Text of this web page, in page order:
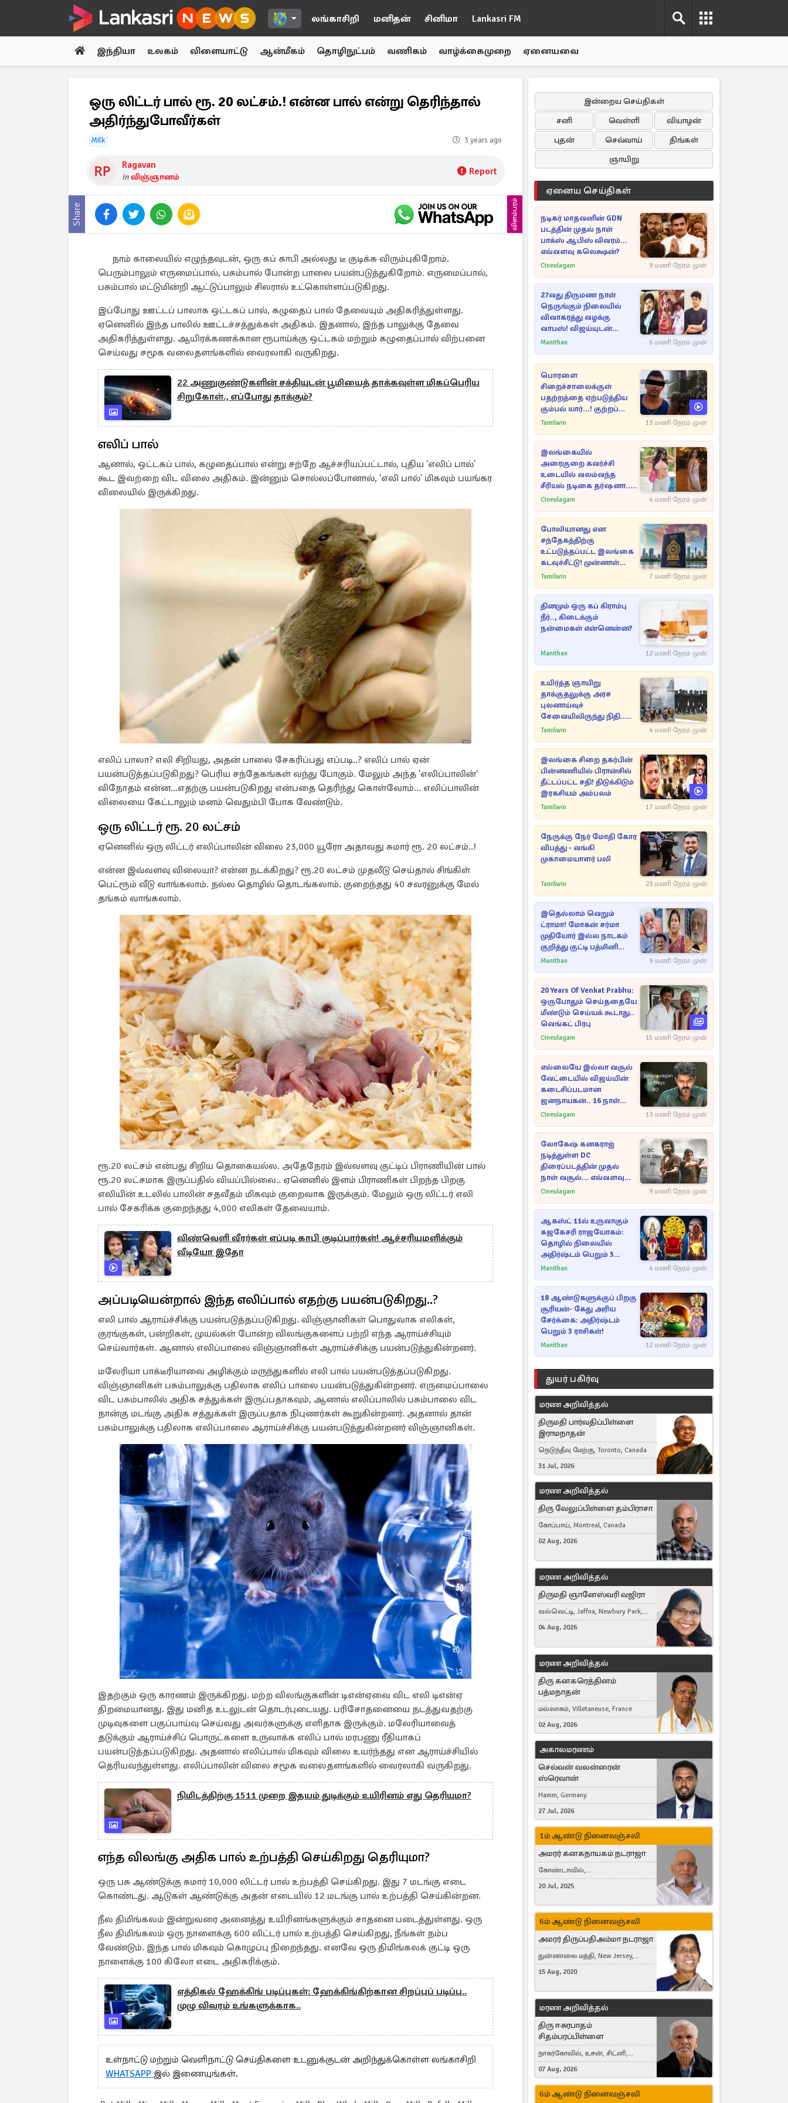
லங்காசிறி மனிதன் சினிமா Lankasri FM
இந்தியா உலகம் விளையாட்டு ஆன்மீகம் தொழிநுட்பம் வணிகம் வாழ்க்கைமுறை ஏனையவை
ஒரு லிட்டர் பால் ரூ. 20 லட்சம்.! என்ன பால் என்று தெரிந்தால்
அதிர்ந்துபோவீர்கள்
Milk 3 years ago
Ragavan
inவிஞ்ஞானம் Report
Share விளம்பரம்
நாம் காலையில் எழுந்தவுடன், ஒரு கப் காபி அல்லது டீ குடிக்க விரும்புகிறோம்.
பெரும்பாலும் எருமைப்பால், பசும்பால் போன்ற பாலை பயன்படுத்துகிறோம். எருமைப்பால்,
பசும்பால் மட்டுமின்றி ஆட்டுப்பாலும் சிலரால் உட்கொள்ளப்படுகிறது.
இப்போது ஊட்டப் பாலாக ஒட்டகப் பால், கழுதைப் பால் தேவையும் அதிகரித்துள்ளது.
ஏனெனில் இந்த பாலில் ஊட்டச்சத்துக்கள் அதிகம். இதனால், இந்த பாலுக்கு தேவை
அதிகரித்துள்ளது. ஆயிரக்கணக்கான ரூபாய்க்கு ஒட்டகம் மற்றும் கழுதைப்பால் விற்பனை
செய்வது சமூக வலைதளங்களில் வைரலாகி வருகிறது.
22 அணுகுண்டுகளின் சக்தியுடன் பூமியைத் தாக்கவுள்ள மிகப்பெரிய
சிறுகோள்., எப்போது தாக்கும்?
எலிப் பால்
ஆனால், ஒட்டகப் பால், கழுதைப்பால் என்று சற்றே ஆச்சரியப்பட்டால், புதிய 'எலிப் பால்'
கூட இவற்றை விட விலை அதிகம். இன்னும் சொல்லப்போனால், 'எலி பால்' மிகவும் பயங்கர
விலையில் இருக்கிறது.
எலிப் பாலா? எலி சிறியது, அதன் பாலை சேகரிப்பது எப்படி..? எலிப் பால் ஏன்
பயன்படுத்தப்படுகிறது? பெரிய சந்தேகங்கள் வந்து போகும். மேலும் அந்த 'எலிப்பாலின்'
விநோதம் என்ன...எதற்கு பயன்படுகிறது என்பதை தெரிந்து கொள்வோம்... எலிப்பாலின்
விலையை கேட்டாலும் மனம் வெதும்பி போக வேண்டும்.
ஒரு லிட்டர் ரூ. 20 லட்சம்
ஏனெனில் ஒரு லிட்டர் எலிப்பாலின் விலை 23,000 யூரோ அதாவது சுமார் ரூ. 20 லட்சம்..!
என்ன இவ்வளவு விலையா? என்ன நடக்கிறது? ரூ.20 லட்சம் முதலீடு செய்தால் சிங்கிள்
பெட்ரூம் வீடு வாங்கலாம். நல்ல தொழில் தொடங்கலாம். குறைந்தது 40 சவரனுக்கு மேல்
தங்கம் வாங்கலாம்.
ரூ.20 லட்சம் என்பது சிறிய தொகையல்ல. அதேநேரம் இவ்வளவு குட்டிப் பிராணியின் பால்
ரூ.20 லட்சமாக இருப்பதில் வியப்பில்லை.. ஏனெனில் இளம் பிராணிகள் பிறந்த பிறகு
எலியின் உடலில் பாலின் சதவீதம் மிகவும் குறைவாக இருக்கும். மேலும் ஒரு லிட்டர் எலி
பால் சேகரிக்க குறைந்தது 4,000 எலிகள் தேவையாம்.
விண்வெளி வீரர்கள் எப்படி காபி குடிப்பார்கள்! ஆச்சரியமளிக்கும்
வீடியோ இதோ
அப்படியென்றால் இந்த எலிப்பால் எதற்கு பயன்படுகிறது..?
எலி பால் ஆராய்ச்சிக்கு பயன்படுத்தப்படுகிறது. விஞ்ஞானிகள் பொதுவாக எலிகள்,
குரங்குகள், பன்றிகள், முயல்கள் போன்ற விலங்குகளைப் பற்றி எந்த ஆராய்ச்சியும்
செய்வார்கள். ஆனால் எலிப்பாலை விஞ்ஞானிகள் ஆராய்ச்சிக்கு பயன்படுத்துகின்றனர்.
மலேரியா பாக்டீரியாவை அழிக்கும் மருந்துகளில் எலி பால் பயன்படுத்தப்படுகிறது.
விஞ்ஞானிகள் பசும்பாலுக்கு பதிலாக எலிப் பாலை பயன்படுத்துகின்றனர். எருமைப்பாலை
விட பசும்பாலில் அதிக சத்துக்கள் இருப்பதாகவும், ஆனால் எலிப்பாலில் பசும்பாலை விட
நான்கு மடங்கு அதிக சத்துக்கள் இருப்பதாக நிபுணர்கள் கூறுகின்றனர். அதனால் தான்
பசும்பாலுக்கு பதிலாக எலிப்பாலை ஆராய்ச்சிக்கு பயன்படுத்துகின்றனர் விஞ்ஞானிகள்.
இதற்கும் ஒரு காரணம் இருக்கிறது. மற்ற விலங்குகளின் டிஎன்ஏவை விட எலி டிஎன்ஏ
திறமையானது. இது மனித உடலுடன் தொடர்புடையது. பரிசோதனையை நடத்துவதற்கு
முடிவுகளை பகுப்பாய்வு செய்வது அவர்களுக்கு எளிதாக இருக்கும். மலேரியாவைத்
தடுக்கும் ஆராய்ச்சிப் பொருட்களை உருவாக்க எலிப் பால் மரபணு ரீதியாகப்
பயன்படுத்தப்படுகிறது. அதனால் எலிப்பால் மிகவும் விலை உயர்ந்தது என ஆராய்ச்சியில்
தெரியவந்துள்ளது. எலிப்பாலின் விலை சமூக வலைதளங்களில் வைரலாகி வருகிறது.
நிமிடத்திற்கு 1511 முறை இதயம் துடிக்கும் உயிரினம் எது தெரியுமா?
எந்த விலங்கு அதிக பால் உற்பத்தி செய்கிறது தெரியுமா?
ஒரு பசு ஆண்டுக்கு சுமார் 10,000 லிட்டர் பால் உற்பத்தி செய்கிறது. இது 7 மடங்கு எடை
கொண்டது. ஆடுகள் ஆண்டுக்கு அதன் எடையில் 12 மடங்கு பால் உற்பத்தி செய்கின்றன.
நீல திமிங்கலம் இன்றுவரை அனைத்து உயிரினங்களுக்கும் சாதனை படைத்துள்ளது. ஒரு
நீல திமிங்கலம் ஒரு நாளைக்கு 600 லிட்டர் பால் உற்பத்தி செய்கிறது, நீங்கள் நம்ப
வேண்டும். இந்த பால் மிகவும் கொழுப்பு நிறைந்தது. எனவே ஒரு திமிங்கலக் குட்டி ஒரு
நாளைக்கு 100 கிலோ எடை அதிகரிக்கும்.
எத்திகல் ஹேக்கிங் படிப்புகள்: ஹேக்கிங்கிற்கான சிறப்புப் படிப்பு..
முழு விவரம் உங்களுக்காக..
உள்நாட்டு மற்றும் வெளிநாட்டு செய்திகளை உடனுக்குடன் அறிந்துக்கொள்ள லங்காசிறி
WHATSAPP இல் இணையுங்கள்.
இன்றைய செய்திகள்
சனி
வெள்ளி
வியாழன்
புதன்
செவ்வாய்
திங்கள்
ஞாயிறு
ஏனைய செய்திகள்
நடிகர் மாதவனின் GDN
படத்தின் முதல் நாள்
பாக்ஸ் ஆபிஸ் விவரம்...
எவ்வளவு கலெக்ஷன்?
Cineulagam 9 மணி நேரம் முன்
27வது திருமண நாள்
நெருங்கும் நிலையில்
விவாகரத்து வழக்கு
வாபஸ்! விஜய்யுடன்
மீண்டும் இணைவாரா?
Manithan 6 மணி நேரம் முன்
பொரளை
சிறைச்சாலைக்குள்
பதற்றத்தை ஏற்படுத்திய
கும்பல் யார்...! குற்றப்
பின்னணி தொடர்பில்
Tamilwin 13 மணி நேரம் முன்
இலங்கையில்
அரைகுறை கவர்ச்சி
உடையில் வலம்வந்த
சீரியல் நடிகை தர்ஷனா...
அவரே வெளியிட்ட
Cineulagam 4 மணி நேரம் முன்
போலியானது என
சந்தேகத்திற்கு
உட்படுத்தப்பட்ட இலங்கை
கடவுச்சீட்டு! முன்னாள்
எம்.பிக்கு
சிக்கல்
Tamilwin 7 மணி நேரம் முன்
தினமும் ஒரு கப் கிராம்பு
நீர்.., கிடைக்கும்
நன்மைகள் என்னென்ன?
Manithan 12 மணி நேரம் முன்
உயிர்த்த ஞாயிறு
தாக்குதலுக்கு அரச
புலனாய்வுச்
சேவையிலிருந்து நிதி..
வெளியான அதிர்ச்சி
Tamilwin 4 மணி நேரம் முன்
இலங்கை சிறை தகர்பின்
பின்னணியில் பிரான்சில்
தீட்டப்பட்ட சதி! திடுக்கிடும்
இரகசியம் அம்பலம்
Tamilwin 17 மணி நேரம் முன்
நேருக்கு நேர் மோதி கோர
விபத்து - வங்கி
முகாமையாளர் பலி
Tamilwin 23 மணி நேரம் முன்
இதெல்லாம் வெறும்
ட்ராமா! மோகன் சர்மா
முதியோர் இல்ல நாடகம்
குறித்து குட்டி பத்மினி
பரபரப்பு பேட்டி
Manithan 9 மணி நேரம் முன்
20 Years Of Venkat Prabhu:
ஒருபோதும் செய்ததையே
மீண்டும் செய்யக் கூடாது..
வெங்கட் பிரபு
Cineulagam 15 மணி நேரம் முன்
எல்லையே இல்லா வசூல்
வேட்டையில் விஜய்யின்
கடைசிப்படமான
ஜனநாயகன்.. 16 நாள்
பாக்ஸ் ஆபிஸ்
Cineulagam 13 மணி நேரம் முன்
லோகேஷ் கனகராஜ்
நடித்துள்ள DC
திரைப்படத்தின் முதல்
நாள் வசூல்... எவ்வளவு
தெரியுமா?
Cineulagam 9 மணி நேரம் முன்
ஆகஸ்ட் 11ல் உருவாகும்
கஜகேசரி ராஜயோகம்:
தொழில் நிலையில்
அதிர்ஷ்டம் பெறும் 3
ராசிகள்!
Manithan 4 மணி நேரம் முன்
18 ஆண்டுகளுக்குப் பிறகு
சூரியன்- கேது அரிய
சேர்க்கை: அதிர்ஷ்டம்
பெறும் 3 ராசிகள்!
Manithan 12 மணி நேரம் முன்
துயர் பகிர்வு
மரண அறிவித்தல்
திருமதி பார்வதிப்பிள்ளை
இராமநாதன்
நெடுந்தீவு மேற்கு, Toronto, Canada
31 Jul, 2026
மரண அறிவித்தல்
திரு வேலுப்பிள்ளை தம்பிராசா
கோப்பாய், Montreal, Canada
02 Aug, 2026
மரண அறிவித்தல்
திருமதி ஞானேஸ்வரி வஜிரா
வல்வெட்டி, Jaffna, Newbury Park,
United Kingdom
04 Aug, 2026
மரண அறிவித்தல்
திரு கனகரெத்தினம்
பத்மநாதன்
மல்லாகம், Villetaneuse, France
02 Aug, 2026
அகாலமரணம்
செல்வன் வலன்ரைன்
ஸ்ரெவான்
Hamm, Germany
27 Jul, 2026
1ம் ஆண்டு நினைவஞ்சலி
அமரர் கனகநாயகம் நடராஜா
கோண்டாவில்,
புன்னாலைக்கட்டுவன், சவுதி
Germany, Brampton, Canada
20 Jul, 2025
6ம் ஆண்டு நினைவஞ்சலி
அமரர் திருப்பதிஅம்மா நடராஜா
துன்னாலை மத்தி, New Jersey,
United States, Toronto, Canada
15 Aug, 2020
மரண அறிவித்தல்
திரு ஈசுரபாதம்
சிதம்பரப்பிள்ளை
நாகர்கோவில், உசன், சிட்னி,
Australia
07 Aug, 2026
6ம் ஆண்டு நினைவஞ்சலி